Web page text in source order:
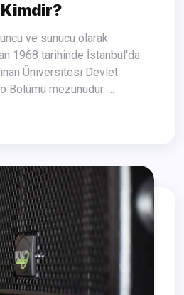
Kimdir?
1968 tarihinde İstanbul'da
Üniversitesi Devlet
Bölümü mezunudur. ...